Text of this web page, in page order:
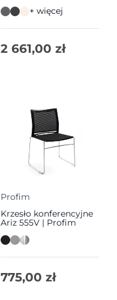
+ więcej
2 661,00 zł
Profim
Krzesło konferencyjne
Ariz 555V | Profim
775,00 zł